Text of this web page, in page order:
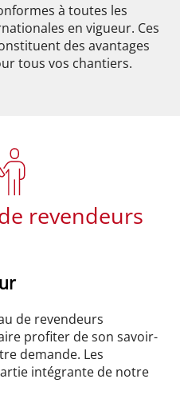
à toutes les
en vigueur. Ces
des avantages
tous vos chantiers.
revendeurs
de revendeurs
profiter de son savoir-
demande. Les
intégrante de notre